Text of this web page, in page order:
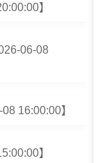
】
06-08
16:00:00】
】